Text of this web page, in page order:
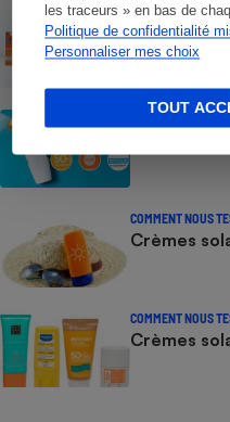
les traceurs » en bas de
Politique de confidentialité
Personnaliser mes choix
TOUT
ACTUALITÉ
Crèmes
COMMENT NOUS
Crèmes
COMMENT NOUS
Crèmes